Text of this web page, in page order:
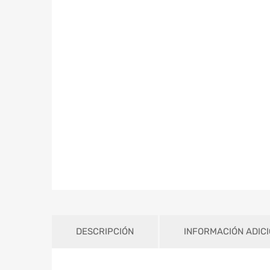
DESCRIPCIÓN INFORMACIÓN